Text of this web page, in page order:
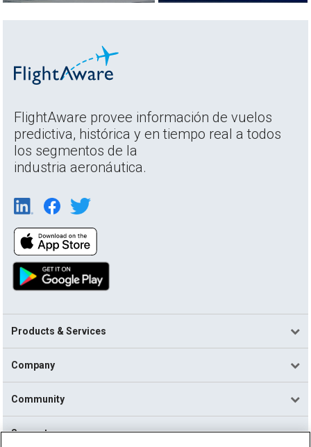
FlightAware provee información de vuelos
predictiva, histórica y en tiempo real a todos
los segmentos de la
industria aeronáutica.
Products & Services
Company
Community
Support